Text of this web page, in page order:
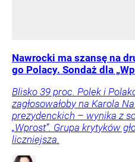
Nawrocki ma szansę na
go Polacy. Sondaż dla
Blisko 39 proc. Polek i
zagłosowałoby na Karola
prezydenckich – wynika z
„Wprost”. Grupa krytyków
liczniejsza.